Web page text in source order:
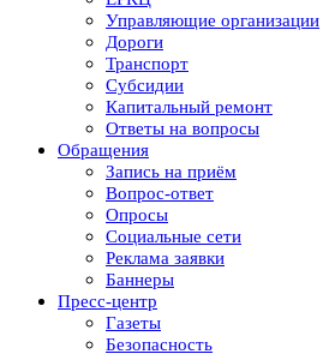
Управляющие организации
Дороги
Транспорт
Субсидии
Капитальный ремонт
Ответы на вопросы
Обращения
Запись на приём
Вопрос-ответ
Опросы
Социальные сети
Реклама заявки
Баннеры
Пресс-центр
Газеты
Безопасность